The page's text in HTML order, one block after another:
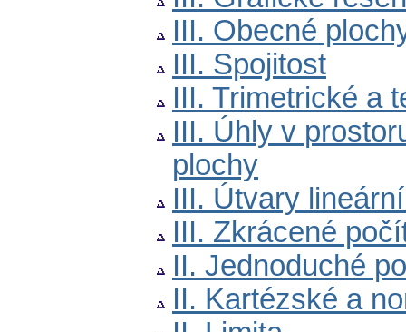
III. Obecné
III. Spojitost
III. Trimetrické a
III. Úhly v
plochy
III. Útvary
III. Zkrácené
II. Jednoduché
II. Kartézské a